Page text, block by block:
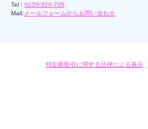
Tel : 0120-326-785
Mail: メールフォームからお問い合わせ
特定商取引に関する法律による表示/